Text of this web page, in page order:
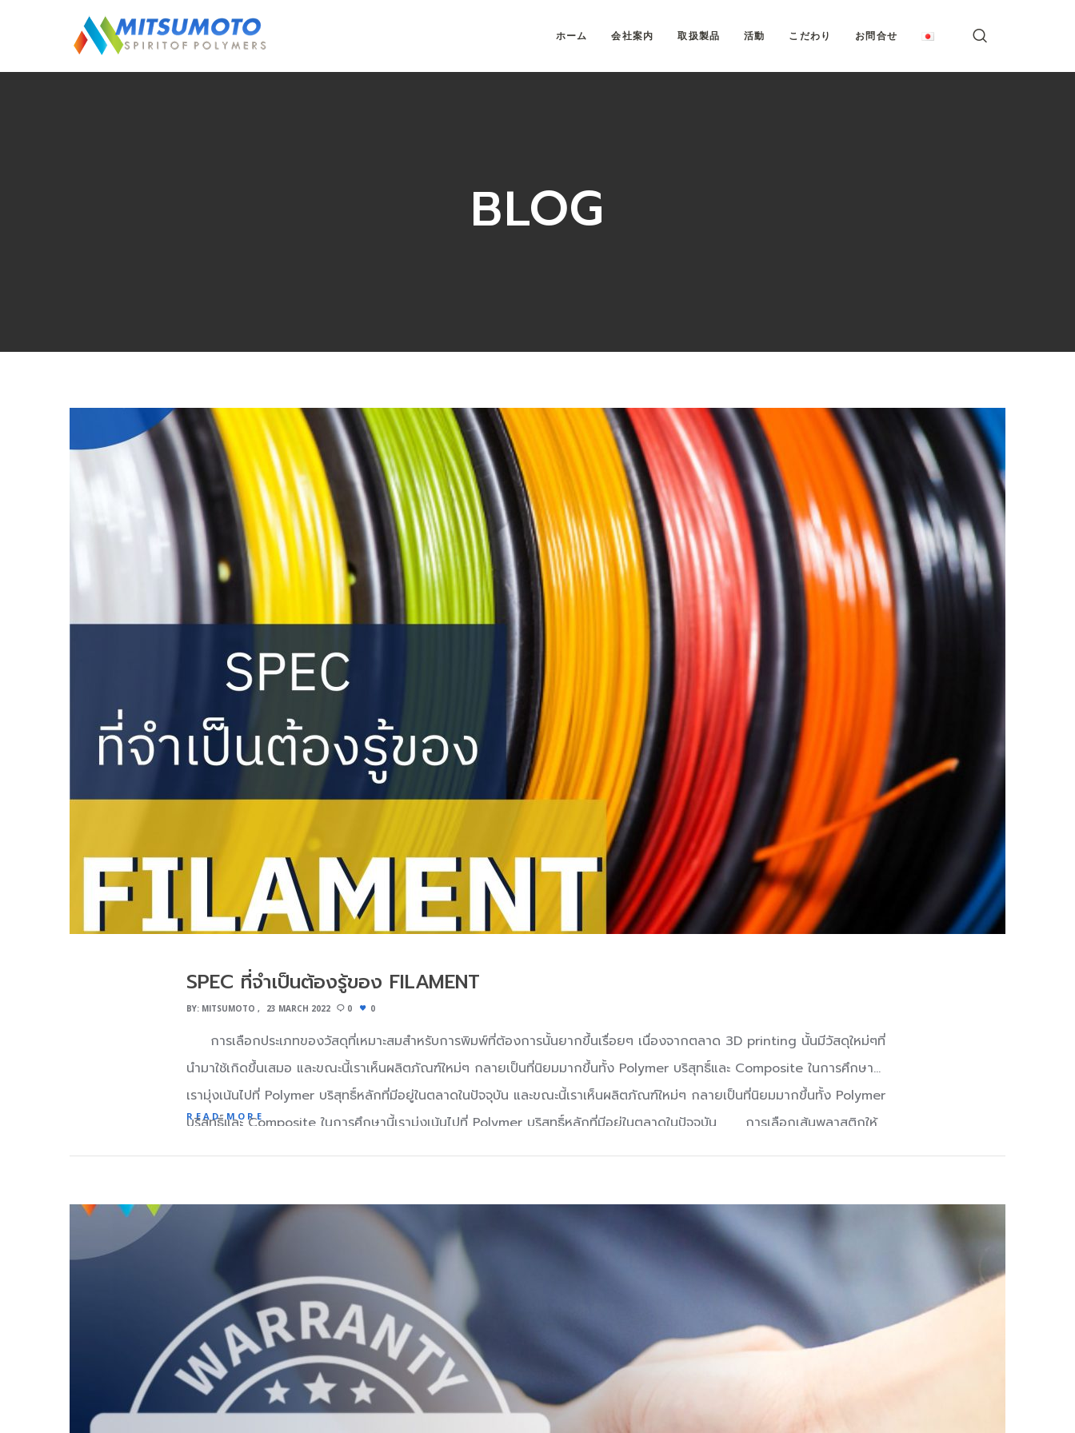
ホーム 会社案内 取扱製品 活動 こだわり お問合せ
BLOG
SPEC ที่จำเป็นต้องรู้ของ FILAMENT
BY: MITSUMOTO 23 MARCH 2022 0 0
การเลือกประเภทของวัสดุที่เหมาะสมสำหรับการพิมพ์ที่ต้องการนั้นยากขึ้นเรื่อยๆ เนื่องจากตลาด 3D printing นั้นมีวัสดุใหม่ๆที่
นำมาใช้เกิดขึ้นเสมอ และขณะนี้เราเห็นผลิตภัณฑ์ใหม่ๆ กลายเป็นที่นิยมมากขึ้นทั้ง Polymer บริสุทธิ์และ Composite ในการศึกษานี้
เรามุ่งเน้นไปที่ Polymer บริสุทธิ์หลักที่มีอยู่ในตลาดในปัจจุบัน และขณะนี้เราเห็นผลิตภัณฑ์ใหม่ๆ กลายเป็นที่นิยมมากขึ้นทั้ง Polymer
บริสุทธิ์และ Composite ในการศึกษานี้เรามุ่งเน้นไปที่ Polymer บริสุทธิ์หลักที่มีอยู่ในตลาดในปัจจุบัน การเลือกเส้นพลาสติกให้
READ MORE